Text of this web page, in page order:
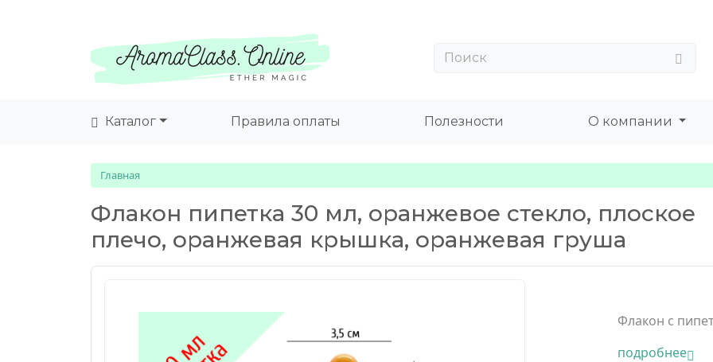
Каталог Правила оплаты Полезности О компании
Главная
Флакон пипетка 30 мл, оранжевое стекло, плоское
плечо, оранжевая крышка, оранжевая груша
Флакон с
подробнее